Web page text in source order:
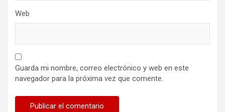
Web
Guarda mi nombre, correo electrónico y web en este
navegador para la próxima vez que comente.